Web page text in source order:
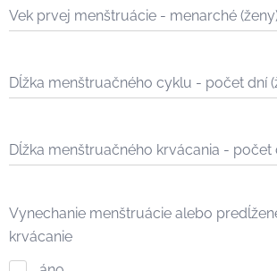
Vek prvej menštruácie - menarché
Dĺžka menštruačného cyklu - počet dní
Dĺžka menštruačného krvácania - počet
Vynechanie menštruácie alebo
krvácanie